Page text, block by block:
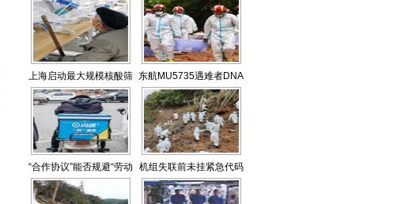
回感情 请400余次佛牌成
本价不到300元
上海启动最大规模核酸筛
查
东航MU5735遇难者DNA
比对工作已完成
“合作协议”能否规避“劳动
关系”？
机组失联前未挂紧急代码